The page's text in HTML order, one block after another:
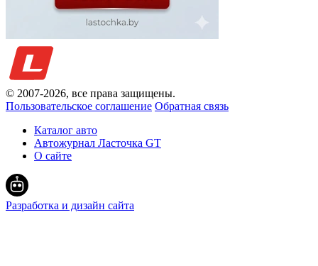
© 2007-2026, все права защищены.
Пользовательское соглашение Обратная связь
Каталог авто
Автожурнал Ласточка GT
О сайте
Разработка и дизайн сайта